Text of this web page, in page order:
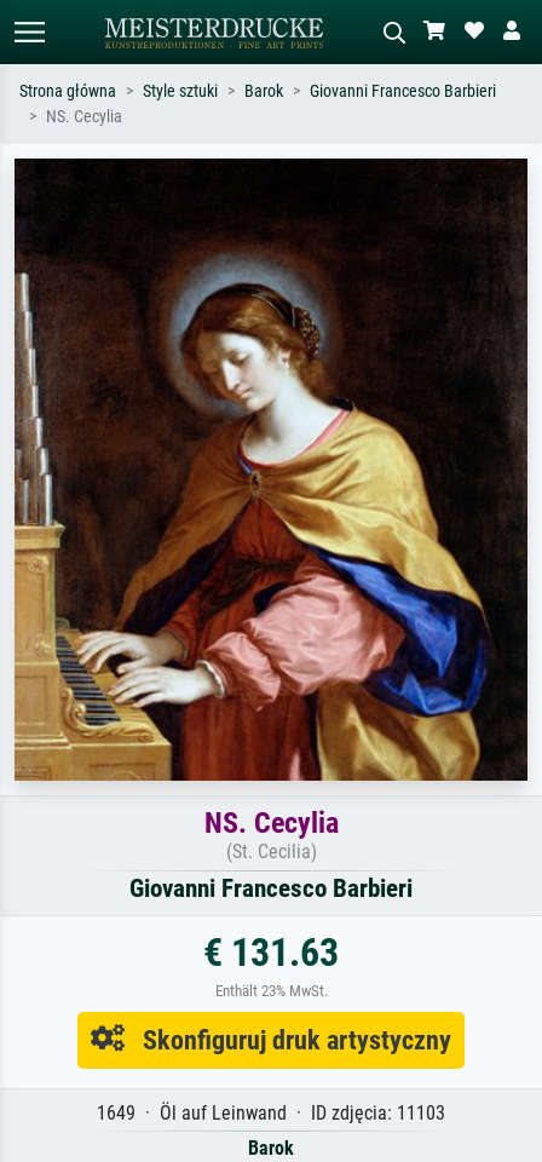
Szukaj wg artysty, tytułu lub stylu – np.
abstrakcja z czerwienią, ciemny olej,
Strona główna Style sztuki Barok
Giovanni Francesco Barbieri
NS. Cecylia
NS. Cecylia
(St. Cecilia)
Giovanni Francesco Barbieri
€ 131.63
Enthält 23% MwSt.
Skonfiguruj druk artystyczny
1649 · Öl auf Leinwand · ID zdjęcia: 11103
Barok